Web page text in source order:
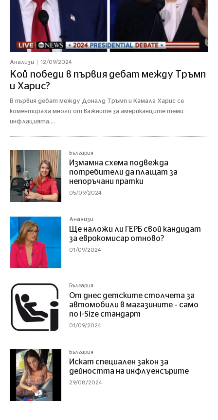
Анализи 12/09/2024
Кой победи в първия дебат между Тръмп
и Харис?
В първия дебат между Доналд Тръмп и Камала Харис се
коментираха много от важните за американците теми -
инфлацията,...
България
Измамна схема подвежда
потребители да плащат за
непоръчани пратки
05/09/2024
Анализи
Ще наложи ли ГЕРБ свой кандидат
за еврокомисар отново?
01/09/2024
България
От днес детските столчета за
автомобили в магазините – само
по i-Size стандарт
01/09/2024
България
Искат специален закон за
дейността на инфлуенсърите
29/08/2024